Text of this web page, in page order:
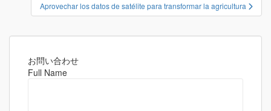
ゲ
Aprovechar los datos de satélite para transformar la agricultura
お問い合わせ
Full Name